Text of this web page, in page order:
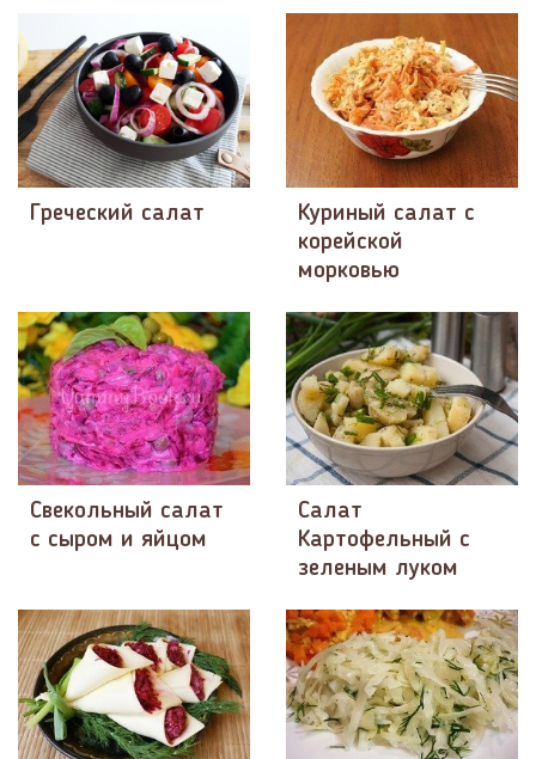
Греческий салат
Куриный салат с
корейской
морковью
Свекольный салат
с сыром и яйцом
Салат
Картофельный с
зеленым луком